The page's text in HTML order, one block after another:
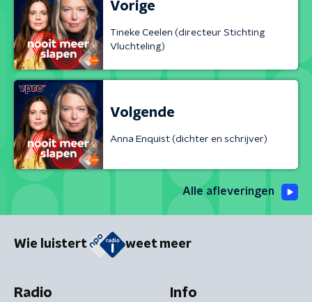
Vorige
Tineke Ceelen (directeur Stichting
Vluchteling)
Volgende
Anna Enquist (dichter en schrijver)
Alle afleveringen
Wie luistert weet meer
Radio Info